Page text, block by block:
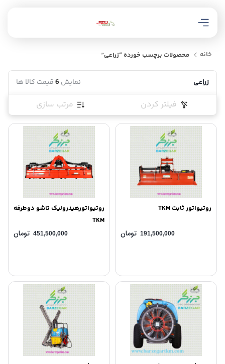
خانه محصولات برچسب خورده “زراعی”
زراعی نمایش 6قیمت کالا ها
فیلتر کردن مرتب سازی
روتیواتور ثابت TKM
191,500,000 تومان
روتیواتورهیدرولیک تاشو دوطرفه
TKM
451,500,000 تومان